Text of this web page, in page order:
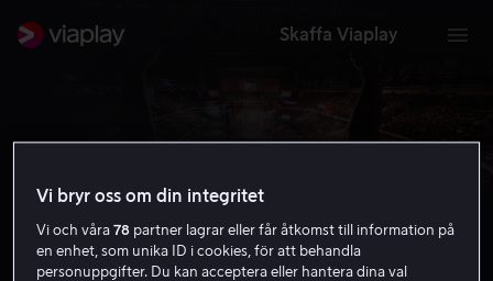
Skaffa Viaplay
UFC
Vi bryr oss om din integritet
Vi och våra78 partner lagrar eller får åtkomst till information på
en enhet, som unika ID i cookies, för att behandla
personuppgifter. Du kan acceptera eller hantera dina val